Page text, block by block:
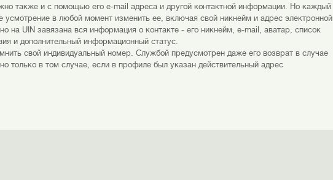
также и с помощью его e-mail адреса и другой контактной информации. Но каждый
усмотрение в любой момент изменить ее, включая свой никнейм и адрес электронной
на UIN завязана вся информация о контакте - его никнейм, e-mail, аватар, список
и дополнительный информационный статус.
свой индивидуальный номер. Службой предусмотрен даже его возврат в случае
только в том случае, если в профиле был указан действительный адрес